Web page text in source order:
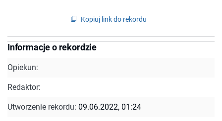
Kopiuj link do rekordu
Informacje o rekordzie
Opiekun:
Redaktor:
Utworzenie rekordu: 09.06.2022, 01:24